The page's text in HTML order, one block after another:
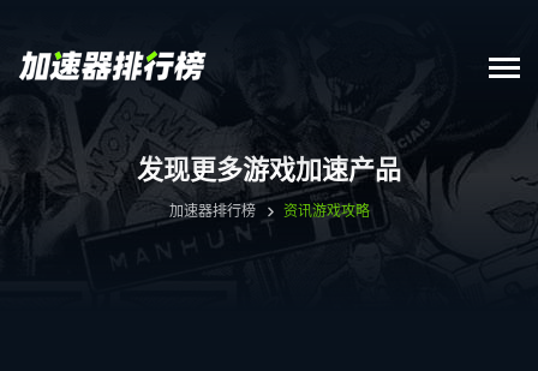
发现更多游戏加速产品
加速器排行榜 资讯游戏攻略